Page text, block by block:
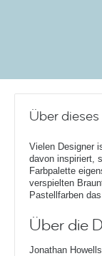
Über
Vielen Designer
davon inspiriert,
Farbpalette
verspielten
Pastellfarben
Über die
Jonathan